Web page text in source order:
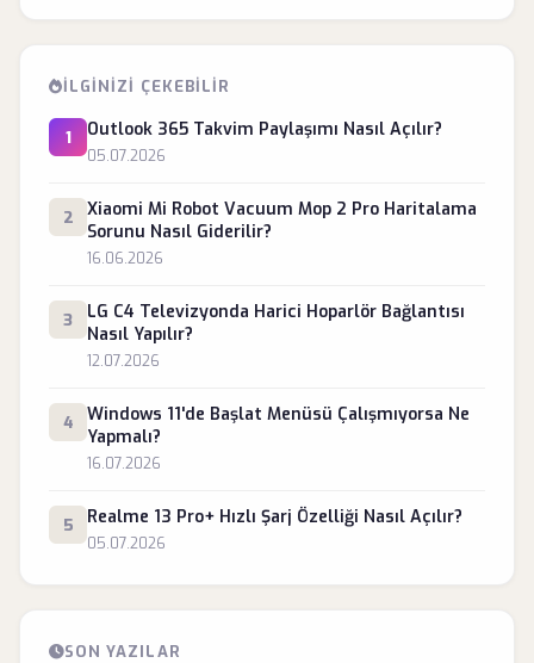
İLGINIZI ÇEKEBILIR
1 Outlook 365 Takvim Paylaşımı Nasıl Açılır?
05.07.2026
2
Xiaomi Mi Robot Vacuum Mop 2 Pro Haritalama
Sorunu Nasıl Giderilir?
16.06.2026
3
LG C4 Televizyonda Harici Hoparlör Bağlantısı
Nasıl Yapılır?
12.07.2026
4
Windows 11'de Başlat Menüsü Çalışmıyorsa Ne
Yapmalı?
16.07.2026
5 Realme 13 Pro+ Hızlı Şarj Özelliği Nasıl Açılır?
05.07.2026
SON YAZILAR